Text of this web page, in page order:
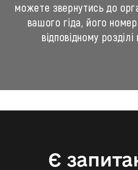
можете звернутись до
вашого гіда, його
відповідному розділі
Є